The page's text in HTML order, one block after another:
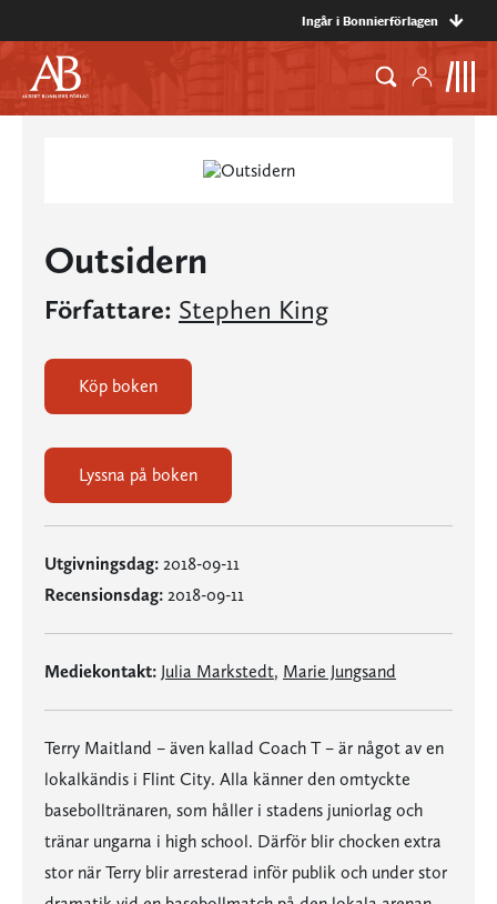
Ingår i Bonnierförlagen
Outsidern
Författare: Stephen King
Köp boken
Lyssna på boken
Utgivningsdag: 2018-09-11
Recensionsdag: 2018-09-11
Mediekontakt: Julia Markstedt, Marie Jungsand
Terry Maitland – även kallad Coach T – är något av en
lokalkändis i Flint City. Alla känner den omtyckte
basebolltränaren, som håller i stadens juniorlag och
tränar ungarna i high school. Därför blir chocken extra
stor när Terry blir arresterad inför publik och under stor